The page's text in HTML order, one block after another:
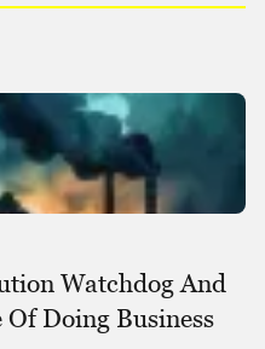
Watchdog And
Of Doing Business